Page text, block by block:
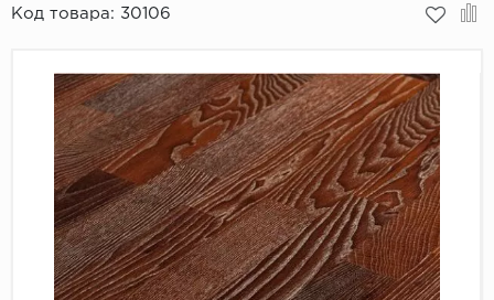
Bonkeel
Classen
CorkArt Vinyl
CronaFloor
Damy Floor
Код товара: 30106